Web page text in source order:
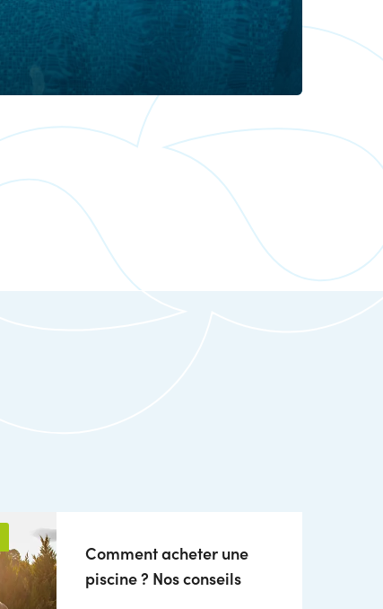
Comment acheter une
piscine ? Nos conseils